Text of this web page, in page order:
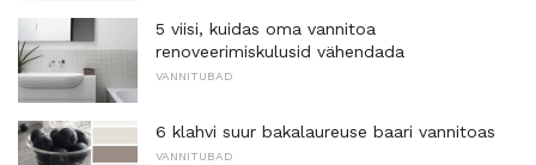
5 viisi, kuidas oma vannitoa
renoveerimiskulusid vähendada
VANNITUBAD
6 klahvi suur bakalaureuse baari vannitoas
VANNITUBAD